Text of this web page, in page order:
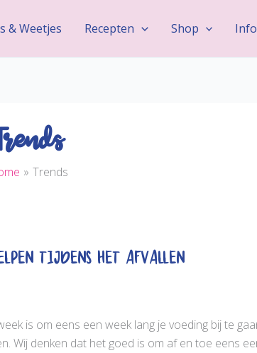
& Weetjes Recepten Shop
Trends
tijdens het Afvallen
is om eens een week lang je voeding bij te
Wij denken dat het goed is om af en toe eens